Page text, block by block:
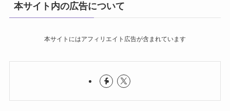
本サイト内の広告について
本サイトにはアフィリエイト広告が含まれています